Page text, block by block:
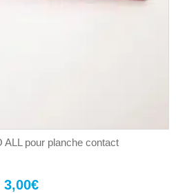
ALL pour planche contact
3,00€